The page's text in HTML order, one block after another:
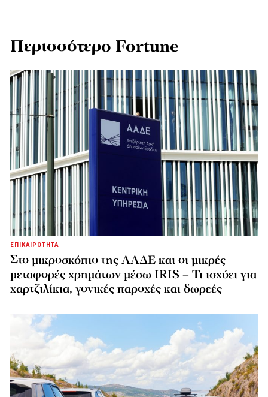
Περισσότερο Fortune
ΕΠΙΚΑΙΡΟΤΗΤΑ
Στο μικροσκόπιο της ΑΑΔΕ και οι μικρές
μεταφορές χρημάτων μέσω IRIS – Τι ισχύει για
χαρτζιλίκια, γονικές παροχές και δωρεές